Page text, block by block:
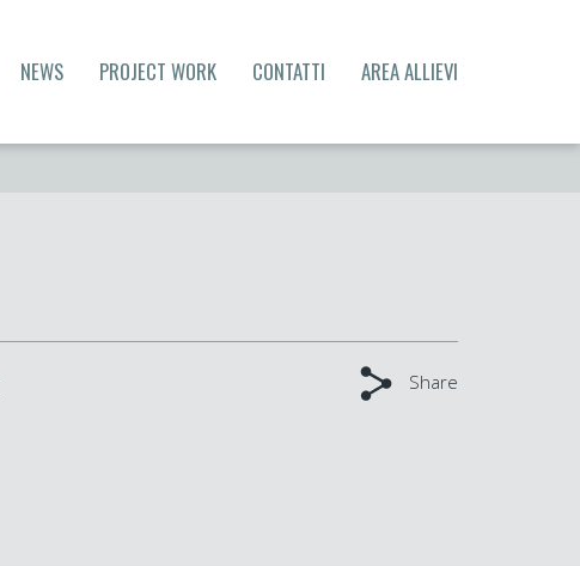
NEWS PROJECT WORK CONTATTI AREA ALLIEVI
Share